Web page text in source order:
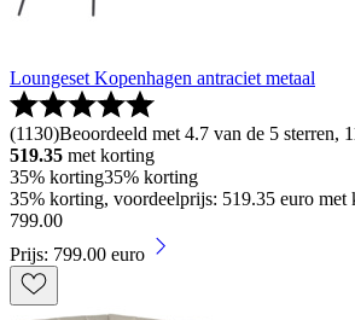
Loungeset Kopenhagen antraciet metaal
(1130)Beoordeeld met 4.7 van de 5 sterren,
519.35 met korting
35% korting35% korting
35% korting, voordeelprijs: 519.35 euro met
799.00
Prijs: 799.00 euro